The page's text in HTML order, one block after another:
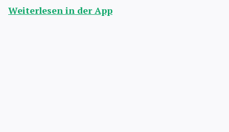
Weiterlesen in der App